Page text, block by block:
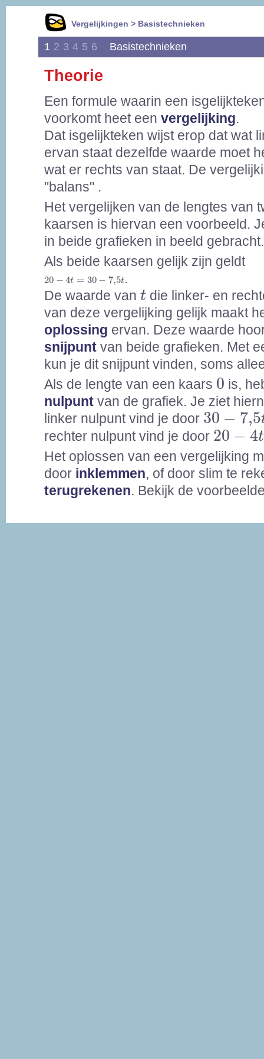
Vergelijkingen > Basistechnieken
1 2 3 4 5 6 Basistechnieken
Theorie
Een formule waarin een
voorkomt heet een vergelijking.
Dat isgelijkteken wijst erop dat wat
ervan staat dezelfde waarde moet
wat er rechts van staat. De
"balans" .
Het vergelijken van de lengtes van
kaarsen is hiervan een voorbeeld.
in beide grafieken in beeld gebracht.
Als beide kaarsen gelijk zijn geldt
20 − 4t = 30 − 7,5t
20 =30 7,5
.
De waarde van t
t die linker- en
van deze vergelijking gelijk maakt
oplossing ervan. Deze waarde
snijpunt van beide grafieken. Met
kun je dit snijpunt vinden, soms
Als de lengte van een kaars 0
0 is,
nulpunt van de grafiek. Je ziet
linker nulpunt vind je door 30 − 7,5
30-7,5t
rechter nulpunt vind je door 20 − 4t
20 4 t=
Het oplossen van een vergelijking
door inklemmen, of door slim te
terugrekenen. Bekijk de